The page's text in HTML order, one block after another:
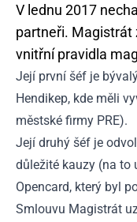
V lednu 2017
partneři. Magistrát
vnitřní pravidla
Její první šéf je
Hendikep, kde měli
městské firmy PRE).
Její druhý šéf je
důležité kauzy (na to
Opencard, který byl
Smlouvu Magistrát